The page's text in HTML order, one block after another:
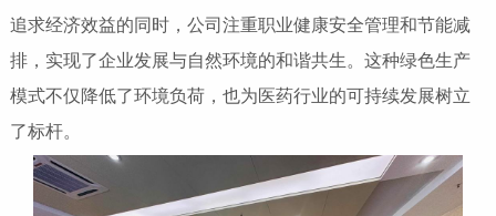
追求经济效益的同时，公司注重职业健康安全管理和节能减
排，实现了企业发展与自然环境的和谐共生。这种绿色生产
模式不仅降低了环境负荷，也为医药行业的可持续发展树立
了标杆。